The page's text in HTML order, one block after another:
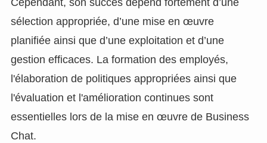
Cependant, son succès dépend fortement d’une
sélection appropriée, d’une mise en œuvre
planifiée ainsi que d’une exploitation et d’une
gestion efficaces. La formation des employés,
l'élaboration de politiques appropriées ainsi que
l'évaluation et l'amélioration continues sont
essentielles lors de la mise en œuvre de Business
Chat.